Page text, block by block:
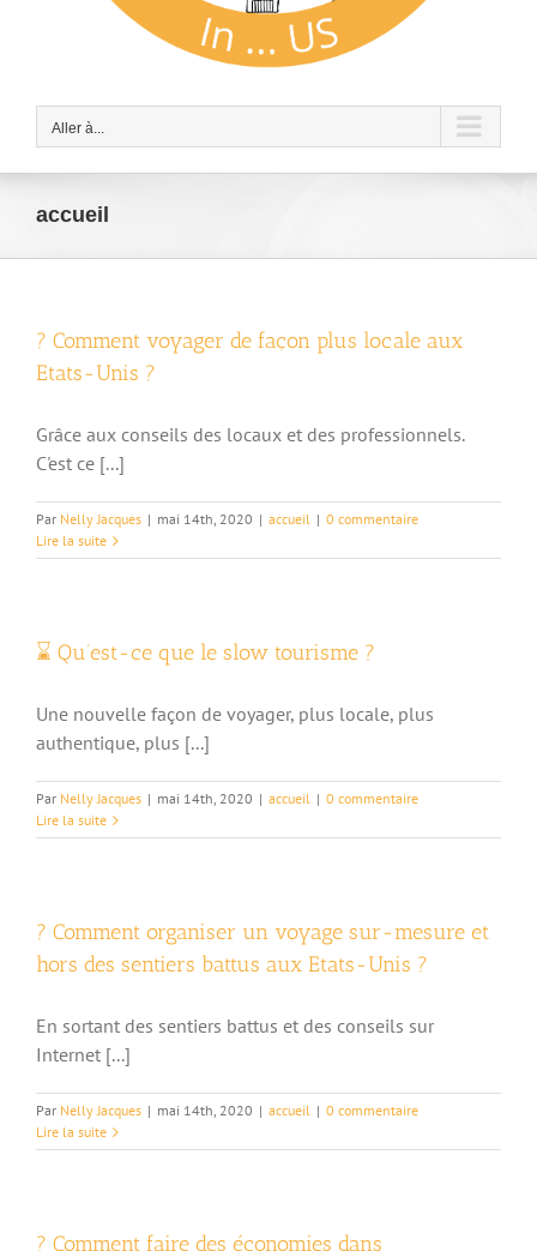
Aller à...
accueil
? Comment voyager de façon plus locale aux
Etats-Unis ?
Grâce aux conseils des locaux et des professionnels.
C'est ce [...]
Par Nelly Jacques | mai 14th, 2020 | accueil | 0 commentaire
Lire la suite
⌛ Qu’est-ce que le slow tourisme ?
Une nouvelle façon de voyager, plus locale, plus
authentique, plus [...]
Par Nelly Jacques | mai 14th, 2020 | accueil | 0 commentaire
Lire la suite
? Comment organiser un voyage sur-mesure et
hors des sentiers battus aux Etats-Unis ?
En sortant des sentiers battus et des conseils sur
Internet [...]
Par Nelly Jacques | mai 14th, 2020 | accueil | 0 commentaire
Lire la suite
? Comment faire des économies dans